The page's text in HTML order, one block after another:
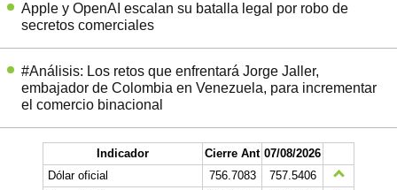
Apple y OpenAI escalan su batalla legal por robo de
secretos comerciales
#Análisis: Los retos que enfrentará Jorge Jaller,
embajador de Colombia en Venezuela, para incrementar
el comercio binacional
Indicador Cierre Ant 07/08/2026
Dólar oficial
756.7083
757.5406